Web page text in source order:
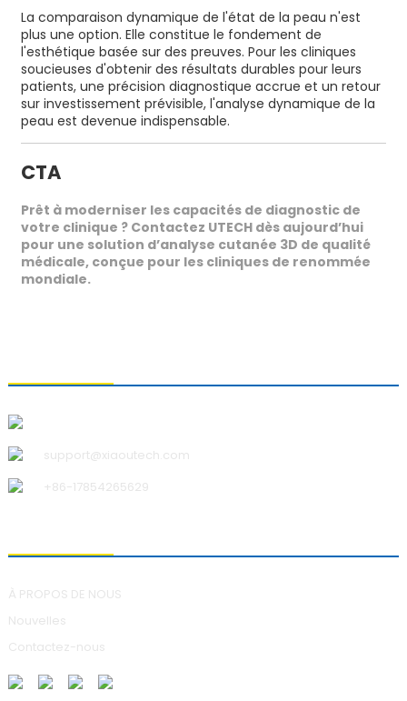
La comparaison dynamique de l'état de la peau n'est
plus une option. Elle constitue le fondement de
l'esthétique basée sur des preuves. Pour les cliniques
soucieuses d'obtenir des résultats durables pour leurs
patients, une précision diagnostique accrue et un retour
sur investissement prévisible, l'analyse dynamique de la
peau est devenue indispensable.
CTA
Prêt à moderniser les capacités de diagnostic de
votre clinique ? Contactez UTECH dès aujourd’hui
pour une solution d’analyse cutanée 3D de qualité
médicale, conçue pour les cliniques de renommée
mondiale.
support@xiaoutech.com
+86-17854265629
À PROPOS DE NOUS
Nouvelles
Contactez-nous